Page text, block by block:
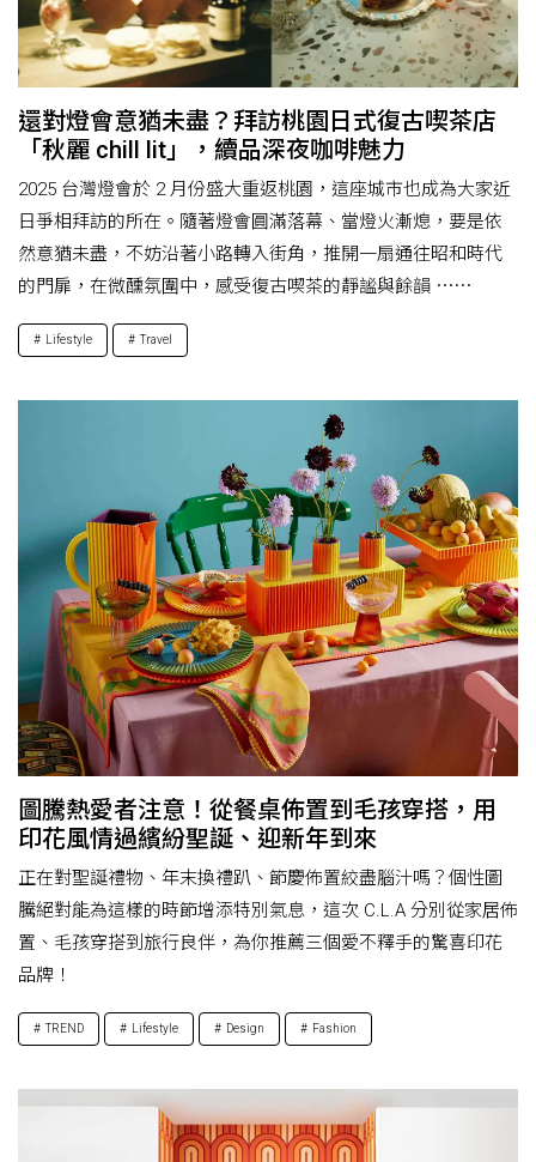
還對燈會意猶未盡？拜訪桃園日式復古喫茶店
「秋麗 chill lit」，續品深夜咖啡魅力
2025 台灣燈會於 2 月份盛大重返桃園，這座城市也成為大家近
日爭相拜訪的所在。隨著燈會圓滿落幕、當燈火漸熄，要是依
然意猶未盡，不妨沿著小路轉入街角，推開一扇通往昭和時代
的門扉，在微醺氛圍中，感受復古喫茶的靜謐與餘韻 ⋯⋯
Lifestyle Travel
圖騰熱愛者注意！從餐桌佈置到毛孩穿搭，用
印花風情過繽紛聖誕、迎新年到來
正在對聖誕禮物、年末換禮趴、節慶佈置絞盡腦汁嗎？個性圖
騰絕對能為這樣的時節增添特別氣息，這次 C.L.A 分別從家居佈
置、毛孩穿搭到旅行良伴，為你推薦三個愛不釋手的驚喜印花
品牌！
TREND Lifestyle Design Fashion